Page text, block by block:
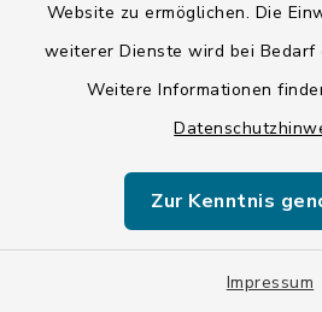
Website zu ermöglichen. Die
weiterer Dienste wird bei Bedarf
Weitere Informationen
Zur Kenntnis
Impressum
2 x 22 kW Type 2
E-Ladestation
Margeritenstraße 1,